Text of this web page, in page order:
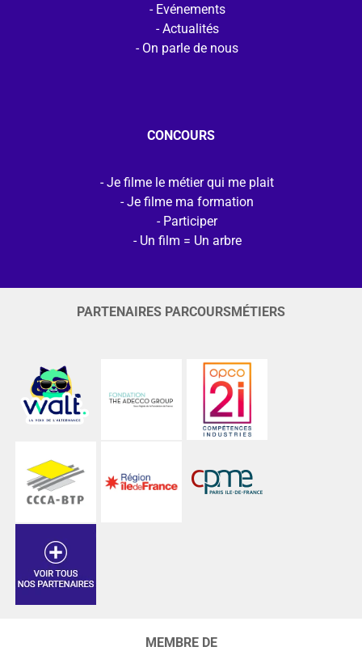
Evénements
Actualités
On parle de nous
CONCOURS
Je filme le métier qui me plait
Je filme ma formation
Participer
Un film = Un arbre
PARTENAIRES PARCOURSMÉTIERS
MEMBRE DE